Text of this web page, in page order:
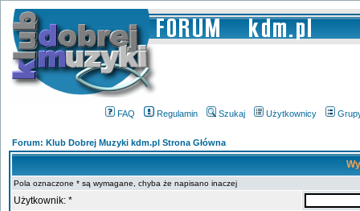
FAQ Regulamin Szukaj Użytkownicy
Forum: Klub Dobrej Muzyki kdm.pl Strona Główna
Pola oznaczone * są wymagane, chyba że napisano inaczej
Użytkownik: *